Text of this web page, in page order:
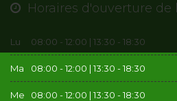
Horaires d'ouverture
Lu 08:00 - 12:00 | 13:30 - 18:30
Ma 08:00 - 12:00 | 13:30 - 18:30
Me 08:00 - 12:00 | 13:30 - 18:30